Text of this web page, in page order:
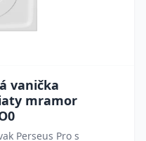
vanička
mramor
Perseus Pro s